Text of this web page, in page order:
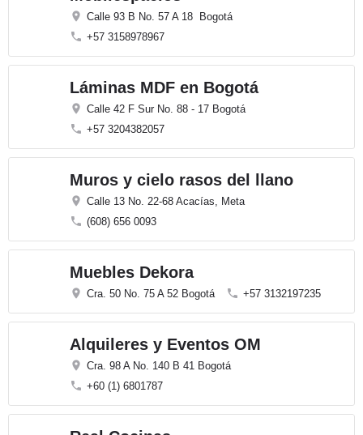
Calle 93 B No. 57 A 18 Bogotá
+57 3158978967
Láminas MDF en Bogotá
Calle 42 F Sur No. 88 - 17 Bogotá
+57 3204382057
Muros y cielo rasos del llano
Calle 13 No. 22-68 Acacías, Meta
(608) 656 0093
Muebles Dekora
Cra. 50 No. 75 A 52 Bogotá +57 3132197235
Alquileres y Eventos OM
Cra. 98 A No. 140 B 41 Bogotá
+60 (1) 6801787